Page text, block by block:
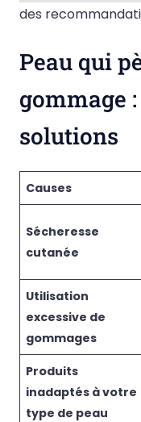
des
Peau qui
gommage
solutions
Causes
Sécheresse
cutanée
Utilisation
excessive de
gommages
Produits
inadaptés à votre
type de peau